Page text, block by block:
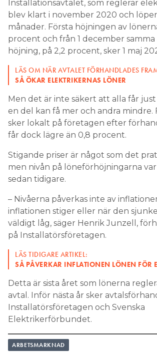
Personuppgifter
Search for:
SEARCH
Installationsavtalet, som reglerar
blev klart i november 2020 och
månader. Första höjningen av
procent och från 1 december samma
höjning, på 2,2 procent, sker 1 maj
LÄS OM NÄR AVTALET FÖRHANDLADES
SÅ ÖKAR ELEKTRIKERNAS LÖNER
Men det är inte säkert att alla får
en del kan få mer och andra mindre.
sker lokalt på företagen efter
får dock lägre än 0,8 procent.
Stigande priser är något som det
men nivån på löneförhöjningarna
sedan tidigare.
– Nivåerna påverkas inte av
inflationen stiger eller när den
väldigt låg, säger Henrik Junzell,
på Installatörsföretagen.
LÄS TIDIGARE ARTIKEL:
SÅ PÅVERKAR INFLATIONEN LÖNEN FÖR
Detta är sista året som lönerna
avtal. Inför nästa år sker
Installatörsföretagen och Svenska
Elektrikerförbundet.
ARBETSMARKNAD